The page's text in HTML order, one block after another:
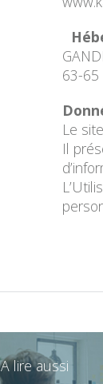
GANDI
63-65
Le
Il
A lire aussi